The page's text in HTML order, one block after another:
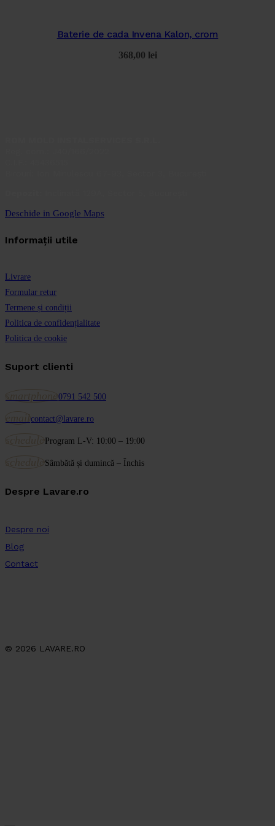
Baterie de cada Invena Kalon, crom
368,00 lei
Deschide in Google Maps
Informații utile
Livrare
Formular retur
Termene și condiții
Politica de confidențialitate
Politica de cookie
Suport clienti
0791 542 500
contact@lavare.ro
Program L-V: 10:00 – 19:00
Sâmbătă și dumincă – Închis
Despre Lavare.ro
Despre noi
Blog
Contact
© 2026 LAVARE.RO